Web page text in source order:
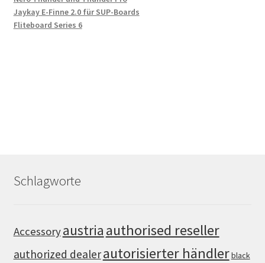
Jaykay E-Finne 2.0 für SUP-Boards
Fliteboard Series 6
Schlagworte
Accessoryaustria authorised reseller
authorized dealerautorisierter händlerblack